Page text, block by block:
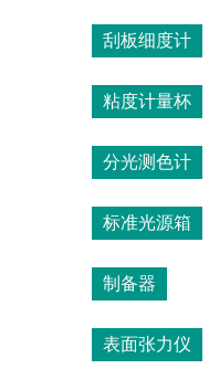
刮板细度计
粘度计量杯
分光测色计
标准光源箱
制备器
表面张力仪